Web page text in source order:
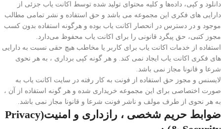
دانلود و کپی، داده‌ها و کلیه محتوای تولید شده توسط اکانت یاب جزئی از
دارایی های فکری این مجموعه می باشد و حق استفاده و نشر تمامی مطالب
موجود و در دسترس در انحصار اکانت یاب بوده و هرگونه استفاده بدون کسب
مجوز کتبی، حق پیگرد قانونی را برای اکانت یاب محفوظ می‏‌دارد.
استفاده از خدمات اکانت یاب برای کاربر یا مخاطب هیچ حقی نسبت به دارایی
های فکری اکانت یاب ایجاد نمی کند. و هر گونه کپی برداری ، به هر نحوی
شرعا و قانونا مجاز نمی باشد.
لایسنس و مجوز حق استفاده از فونت به کار رفته در سایت اکانت یاب به
صورت اختصاصی برای این مجموعه خریداری شده و هر گونه استفاده از آن ،
به هر نحوی از طرف مولف و ناشر فونت شرعا و قانونا مجاز نمی باشد.
ضوابط حریم شخصی ، رازداری و امنیت (Privacy